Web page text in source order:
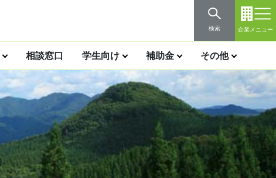
検索 企業メニュー
相談窓口 学生向け 補助金 その他